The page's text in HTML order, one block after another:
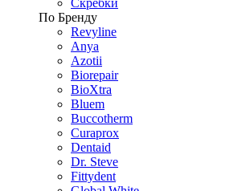
Скребки
По Бренду
Revyline
Anya
Azotii
Biorepair
BioXtra
Bluem
Buccotherm
Curaprox
Dentaid
Dr. Steve
Fittydent